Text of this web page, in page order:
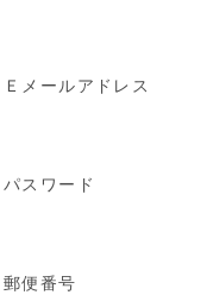
Ｅメールアドレス
パスワード
郵便番号